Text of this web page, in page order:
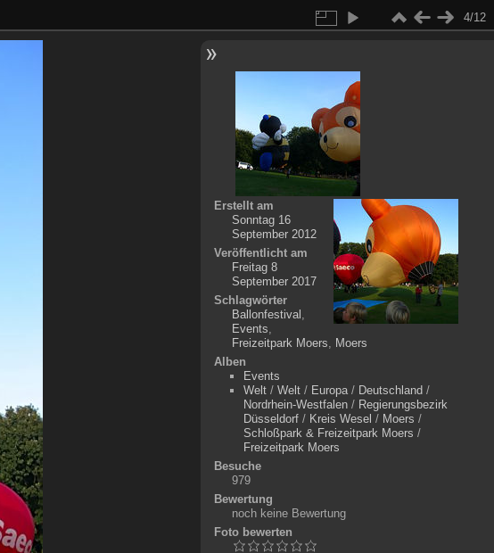
4/12
Erstellt am
Sonntag 16
September 2012
Veröffentlicht am
Freitag 8
September 2017
Schlagwörter
Ballonfestival ,
Events,
Freizeitpark Moers, Moers
Alben
Events
Welt/ Welt/ Europa/ Deutschland /
Nordrhein-Westfalen/ Regierungsbezirk
Düsseldorf/ Kreis Wesel / Moers /
Schloßpark & Freizeitpark Moers /
Freizeitpark Moers
Besuche
979
Bewertung
noch keine Bewertung
Foto bewerten